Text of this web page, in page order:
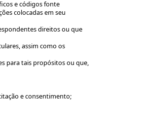
e códigos fonte
colocadas em seu
direitos ou que
assim como os
para tais propósitos ou que,
e consentimento;